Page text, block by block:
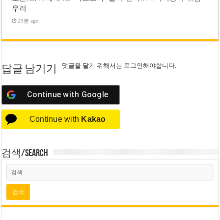
우려
29분 ago
답글 남기기 댓글을 달기 위해서는 로그인해야합니다.
Continue with Google
Continue with Kakao
검색/Search